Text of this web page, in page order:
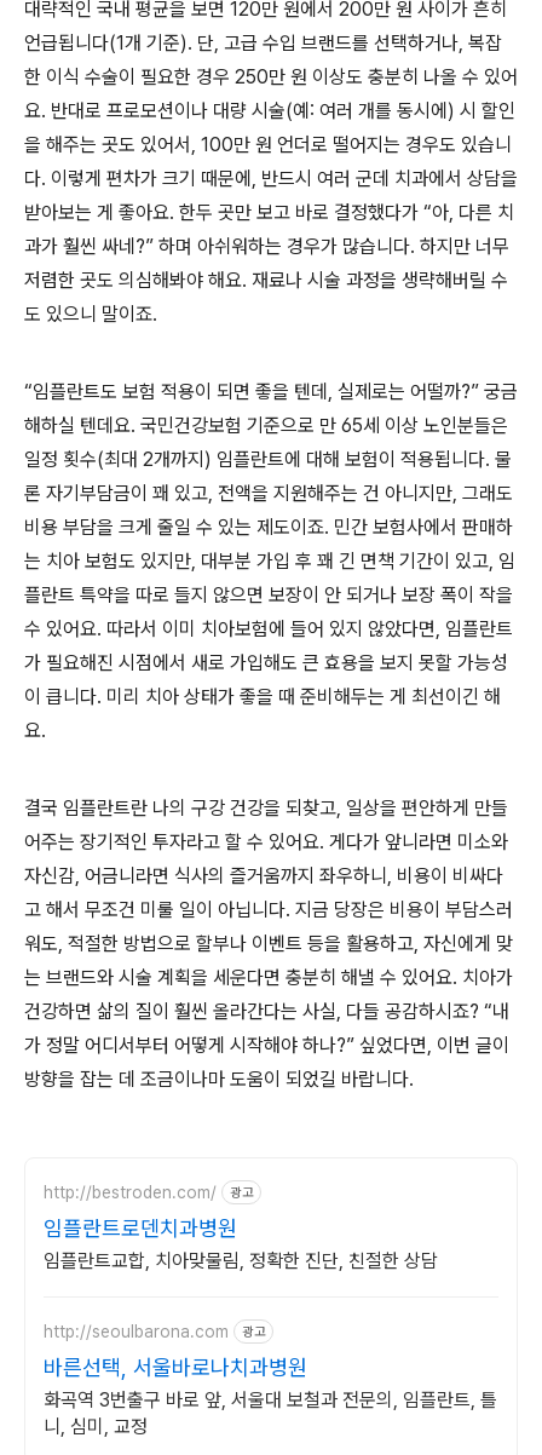
대략적인 국내 평균을 보면 120만 원에서 200만 원 사이가 흔히
언급됩니다(1개 기준). 단, 고급 수입 브랜드를 선택하거나, 복잡
한 이식 수술이 필요한 경우 250만 원 이상도 충분히 나올 수 있어
요. 반대로 프로모션이나 대량 시술(예: 여러 개를 동시에) 시 할인
을 해주는 곳도 있어서, 100만 원 언더로 떨어지는 경우도 있습니
다. 이렇게 편차가 크기 때문에, 반드시 여러 군데 치과에서 상담을
받아보는 게 좋아요. 한두 곳만 보고 바로 결정했다가 “아, 다른 치
과가 훨씬 싸네?” 하며 아쉬워하는 경우가 많습니다. 하지만 너무
저렴한 곳도 의심해봐야 해요. 재료나 시술 과정을 생략해버릴 수
도 있으니 말이죠.
“임플란트도 보험 적용이 되면 좋을 텐데, 실제로는 어떨까?” 궁금
해하실 텐데요. 국민건강보험 기준으로 만 65세 이상 노인분들은
일정 횟수(최대 2개까지) 임플란트에 대해 보험이 적용됩니다. 물
론 자기부담금이 꽤 있고, 전액을 지원해주는 건 아니지만, 그래도
비용 부담을 크게 줄일 수 있는 제도이죠. 민간 보험사에서 판매하
는 치아 보험도 있지만, 대부분 가입 후 꽤 긴 면책 기간이 있고, 임
플란트 특약을 따로 들지 않으면 보장이 안 되거나 보장 폭이 작을
수 있어요. 따라서 이미 치아보험에 들어 있지 않았다면, 임플란트
가 필요해진 시점에서 새로 가입해도 큰 효용을 보지 못할 가능성
이 큽니다. 미리 치아 상태가 좋을 때 준비해두는 게 최선이긴 해
요.
결국 임플란트란 나의 구강 건강을 되찾고, 일상을 편안하게 만들
어주는 장기적인 투자라고 할 수 있어요. 게다가 앞니라면 미소와
자신감, 어금니라면 식사의 즐거움까지 좌우하니, 비용이 비싸다
고 해서 무조건 미룰 일이 아닙니다. 지금 당장은 비용이 부담스러
워도, 적절한 방법으로 할부나 이벤트 등을 활용하고, 자신에게 맞
는 브랜드와 시술 계획을 세운다면 충분히 해낼 수 있어요. 치아가
건강하면 삶의 질이 훨씬 올라간다는 사실, 다들 공감하시죠? “내
가 정말 어디서부터 어떻게 시작해야 하나?” 싶었다면, 이번 글이
방향을 잡는 데 조금이나마 도움이 되었길 바랍니다.
http://bestroden.com/ 광고
임플란트로덴치과병원
임플란트교합, 치아맞물림, 정확한 진단, 친절한 상담
http://seoulbarona.com 광고
바른선택, 서울바로나치과병원
화곡역 3번출구 바로 앞, 서울대 보철과 전문의, 임플란트, 틀
니, 심미, 교정